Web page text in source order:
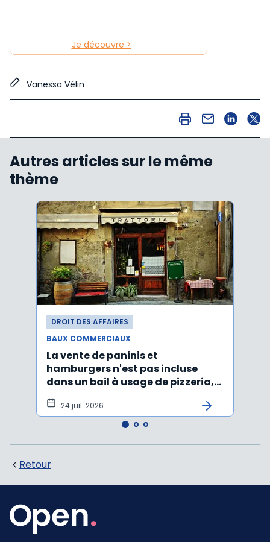
Je découvre >
Vanessa Vélin
Autres articles sur le même
thème
DROIT DES AFFAIRES
BAUX COMMERCIAUX
La vente de paninis et
hamburgers n'est pas incluse
dans un bail à usage de pizzeria,
pâtes, salades
24 juil. 2026
Retour